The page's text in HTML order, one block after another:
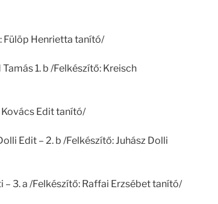
Fülöp Henrietta tanító/
1. b /Felkészítő: Kreisch
Kovács Edit tanító/
Edit – 2. b /Felkészítő: Juhász Dolli
– 3. a /Felkészítő: Raffai Erzsébet tanító/